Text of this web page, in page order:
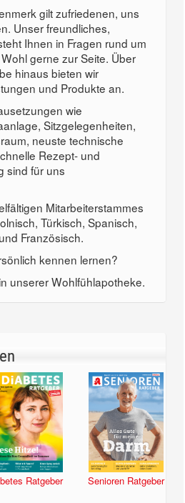
gilt zufriedenen, uns
Unser freundliches,
Ihnen in Fragen rund um
gerne zur Seite. Über
hinaus bieten wir
und Produkte an.
wie
Sitzgelegenheiten,
neuste technische
Rezept- und
sind für uns
Mitarbeiterstammes
Türkisch, Spanisch,
Französisch.
kennen lernen?
unserer Wohlfühlapotheke.
Ratgeber Senioren Ratgeber